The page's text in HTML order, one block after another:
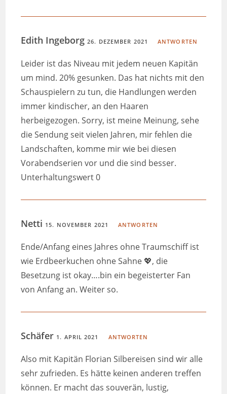
Edith Ingeborg26. DEZEMBER 2021 ANTWORTEN
Leider ist das Niveau mit jedem neuen Kapitän
um mind. 20% gesunken. Das hat nichts mit den
Schauspielern zu tun, die Handlungen werden
immer kindischer, an den Haaren
herbeigezogen. Sorry, ist meine Meinung, sehe
die Sendung seit vielen Jahren, mir fehlen die
Landschaften, komme mir wie bei diesen
Vorabendserien vor und die sind besser.
Unterhaltungswert 0
Netti 15. NOVEMBER 2021 ANTWORTEN
Ende/Anfang eines Jahres ohne Traumschiff ist
wie Erdbeerkuchen ohne Sahne 💖, die
Besetzung ist okay….bin ein begeisterter Fan
von Anfang an. Weiter so.
Schäfer 1. APRIL 2021 ANTWORTEN
Also mit Kapitän Florian Silbereisen sind wir alle
sehr zufrieden. Es hätte keinen anderen treffen
können. Er macht das souverän, lustig,